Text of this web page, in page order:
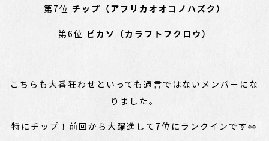
第7位 チップ（アフリカオオコノハズク）
第6位 ピカソ（カラフトフクロウ）
.
こちらも大番狂わせといっても過言ではないメンバーにな
りました。
特にチップ！前回から大躍進して7位にランクインです👀